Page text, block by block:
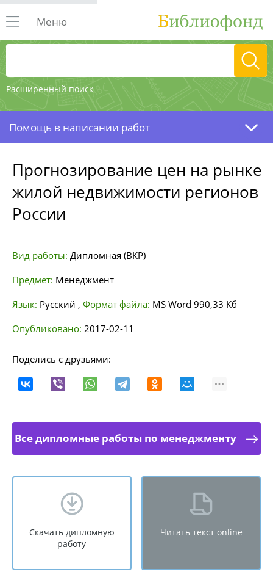
Расширенный поиск
Меню
Помощь в написании работ
Прогнозирование цен на рынке
жилой недвижимости регионов
России
Вид работы: Дипломная (ВКР)
Предмет: Менеджмент
Язык: Русский , Формат файла: MS Word 990,33 Кб
Опубликовано: 2017-02-11
Поделись с друзьями:
Все дипломные работы по менеджменту
Скачать дипломную
работу
Читать текст online